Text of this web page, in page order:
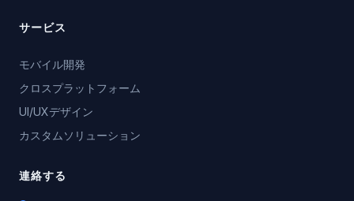
サービス
モバイル開発
クロスプラットフォーム
UI/UXデザイン
カスタムソリューション
連絡する